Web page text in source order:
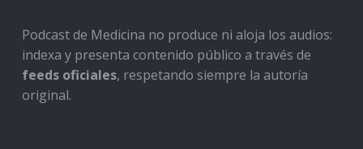
Podcast de Medicina no produce ni aloja los audios:
indexa y presenta contenido público a través de
feeds oficiales, respetando siempre la autoría
original.